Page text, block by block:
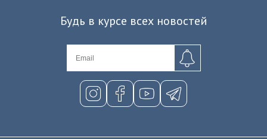
Будь в курсе всех новостей